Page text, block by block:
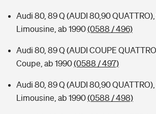
Audi 80, 89 Q (AUDI 80,90 QUATTRO),
Limousine, ab 1990(0588 / 496)
Audi 80, 89 Q (AUDI COUPE
Coupe, ab 1990(0588 / 497)
Audi 80, 89 Q (AUDI 80,90 QUATTRO),
Limousine, ab 1990(0588 / 498)